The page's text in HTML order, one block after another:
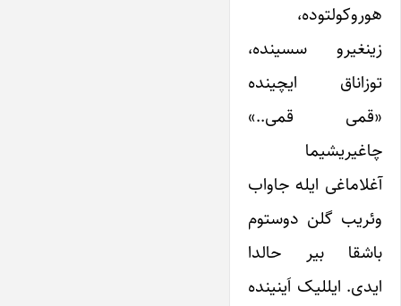
هوروکولتوده،
زینغیرو سسینده،
توزاناق ایچینده
«قمی قمی..»
چاغیریشیما
آغلاماغی ایله جاواب
وئریب گلن دوستوم
باشقا بیر حالدا
ایدی. ایللیک اَینینده